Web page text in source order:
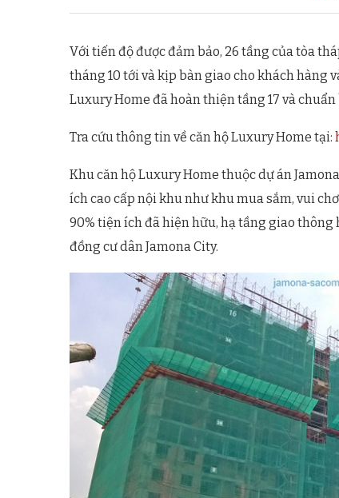
Với tiến độ được đảm bảo, 26 tầng của tòa
tháng 10 tới và kịp bàn giao cho khách hàng
Luxury Home đã hoàn thiện tầng 17 và
Tra cứu thông tin về căn hộ Luxury Home tại:
Khu căn hộ Luxury Home thuộc dự án
ích cao cấp nội khu như khu mua sắm, vui
90% tiện ích đã hiện hữu, hạ tầng giao
đồng cư dân Jamona City.